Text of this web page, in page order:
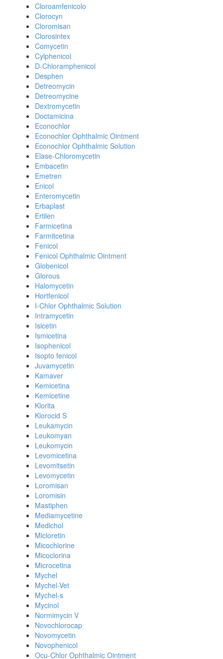
Cloroamfenicolo
Clorocyn
Cloromisan
Clorosintex
Comycetin
Cylphenicol
D-Chloramphenicol
Desphen
Detreomycin
Detreomycine
Dextromycetin
Doctamicina
Econochlor
Econochlor Ophthalmic Ointment
Econochlor Ophthalmic Solution
Elase-Chloromycetin
Embacetin
Emetren
Enicol
Enteromycetin
Erbaplast
Ertilen
Farmicetina
Farmitcetina
Fenicol
Fenicol Ophthalmic Ointment
Globenicol
Glorous
Halomycetin
Hortfenicol
I-Chlor Ophthalmic Solution
Intramycetin
Isicetin
Ismicetina
Isophenicol
Isopto fenicol
Juvamycetin
Kamaver
Kemicetina
Kemicetine
Klorita
Klorocid S
Leukamycin
Leukomyan
Leukomycin
Levomicetina
Levomitsetin
Levomycetin
Loromisan
Loromisin
Mastiphen
Mediamycetine
Medichol
Micloretin
Micochlorine
Micoclorina
Microcetina
Mychel
Mychel-Vet
Mychel-s
Mycinol
Normimycin V
Novochlorocap
Novomycetin
Novophenicol
Ocu-Chlor Ophthalmic Ointment